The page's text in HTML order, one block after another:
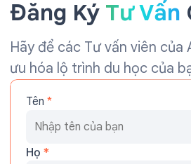
Đăng Ký Tư Vấn
Hãy để các Tư vấn viên của
ưu hóa lộ trình du học của
Tên
Họ *